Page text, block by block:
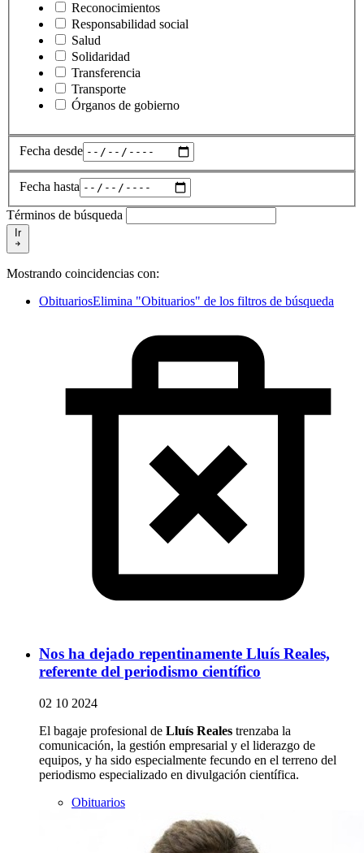
Reconocimientos
Responsabilidad social
Salud
Solidaridad
Transferencia
Transporte
Órganos de gobierno
Fecha desde
Fecha hasta
Términos de búsqueda
Ir
Mostrando coincidencias con:
ObituariosElimina "Obituarios" de los filtros de búsqueda
Nos ha dejado repentinamente Lluís Reales,
referente del periodismo científico
02 10 2024
El bagaje profesional de Lluís Reales trenzaba la
comunicación, la gestión empresarial y el liderazgo de
equipos, y ha sido especialmente fecundo en el terreno del
periodismo especializado en divulgación científica.
Obituarios